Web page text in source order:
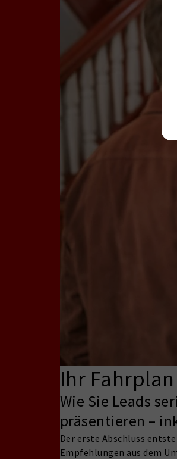
Ihr
Wie Sie Leads
präsentieren –
Der erste Abschluss
Empfehlungen aus dem